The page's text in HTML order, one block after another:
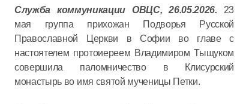
Служба коммуникации ОВЦС, 26.05.2026. 23
мая группа прихожан Подворья Русской
Православной Церкви в Софии во главе с
настоятелем протоиереем Владимиром Тыщуком
совершила паломничество в Клисурский
монастырь во имя святой мученицы Петки.